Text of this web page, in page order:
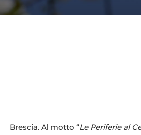
Brescia. Al motto “Le Periferie al